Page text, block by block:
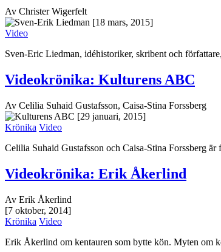
Av Christer Wigerfelt
[18 mars, 2015]
Video
Sven-Eric Liedman, idéhistoriker, skribent och
Videokrönika: Kulturens ABC
Av Celilia Suhaid Gustafsson, Caisa-Stina Forssberg
[29 januari, 2015]
Krönika Video
Celilia Suhaid Gustafsson och Caisa-Stina Forssberg
Videokrönika: Erik Åkerlind
Av Erik Åkerlind
[7 oktober, 2014]
Krönika Video
Erik Åkerlind om kentauren som bytte kön. Myten om